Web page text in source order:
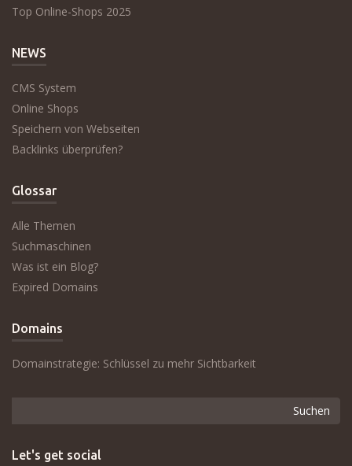
Top Online-Shops 2025
NEWS
CMS System
Online Shops
Speichern von Webseiten
Backlinks überprüfen?
Glossar
Alle Themen
Suchmaschinen
Was ist ein Blog?
Expired Domains
Domains
Domainstrategie: Schlüssel zu mehr Sichtbarkeit
Let's get social